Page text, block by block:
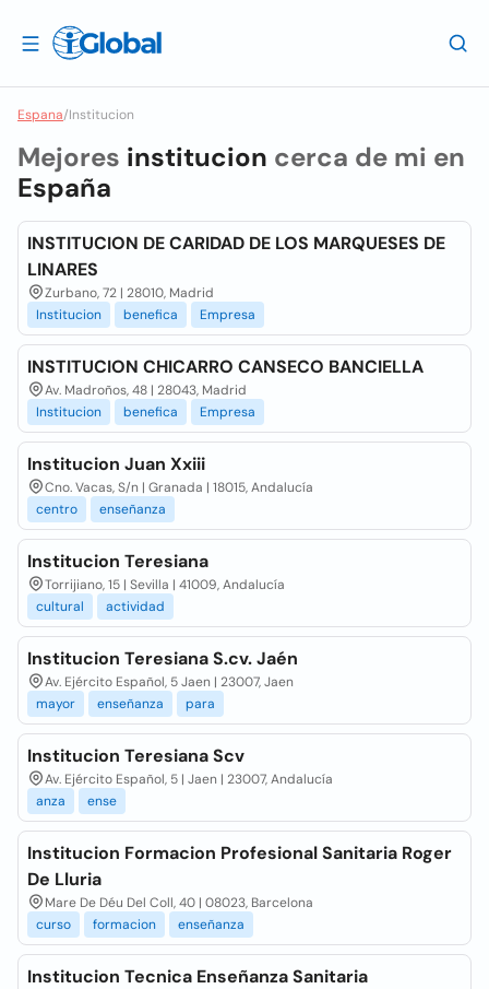
Espana/Institucion
Mejores institucion cerca de mi en
España
INSTITUCION DE CARIDAD DE LOS MARQUESES DE
LINARES
Zurbano, 72 | 28010, Madrid
Institucion
benefica Empresa
INSTITUCION CHICARRO CANSECO BANCIELLA
Av. Madroños, 48 | 28043, Madrid
Institucion
benefica Empresa
Institucion Juan Xxiii
Cno. Vacas, S/n | Granada | 18015, Andalucía
centro
enseñanza
Institucion Teresiana
Torrijiano, 15 | Sevilla | 41009, Andalucía
cultural
actividad
Institucion Teresiana S.cv. Jaén
Av. Ejército Español, 5 Jaen | 23007, Jaen
mayor
enseñanza para
Institucion Teresiana Scv
Av. Ejército Español, 5 | Jaen | 23007, Andalucía
anza
ense
Institucion Formacion Profesional Sanitaria Roger
De Lluria
Mare De Déu Del Coll, 40 | 08023, Barcelona
curso
formacion enseñanza
Institucion Tecnica Enseñanza Sanitaria